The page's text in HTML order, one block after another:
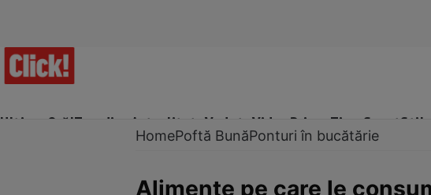
Ultima Oră!Trending Actualitate Vedete Video Prime Time SportStil
HomePoftă BunăPonturi în bucătărie
Alimente pe care le